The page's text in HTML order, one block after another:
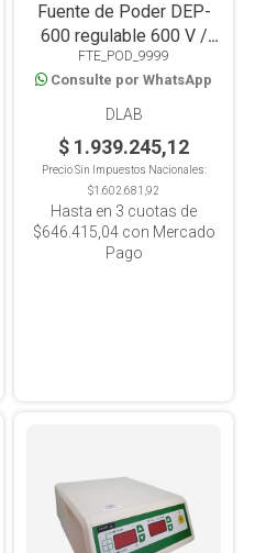
Fuente de Poder DEP-
600 regulable 600 V /
600 mA / 360W
FTE_POD_9999
Consulte por WhatsApp
DLAB
$ 1.939.245,12
Precio Sin Impuestos Nacionales:
$1.602.681,92
Hasta en 3 cuotas de
$646.415,04con Mercado
Pago